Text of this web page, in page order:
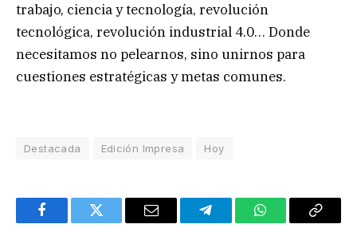
trabajo, ciencia y tecnología, revolución
tecnológica, revolución industrial 4.0… Donde
necesitamos no pelearnos, sino unirnos para
cuestiones estratégicas y metas comunes.
Destacada Edición Impresa Hoy
FacebookTwitter Email TelegramWhatsAppCopy